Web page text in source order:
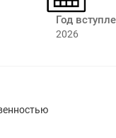
Год
2026